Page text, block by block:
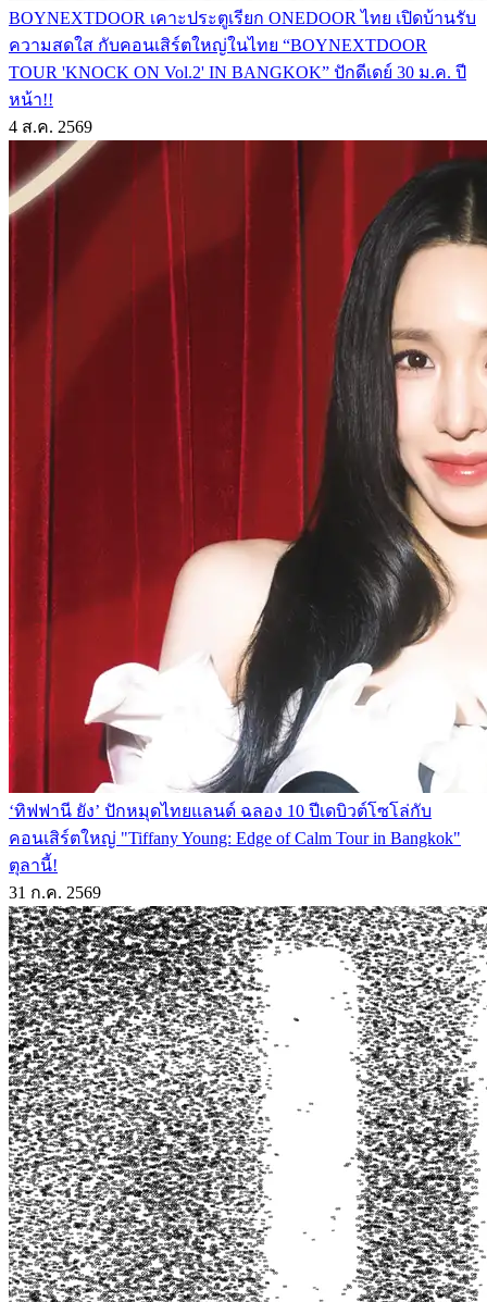
BOYNEXTDOOR เคาะประตูเรียก ONEDOOR ไทย เปิดบ้านรับ
ความสดใส กับคอนเสิร์ตใหญ่ในไทย “BOYNEXTDOOR
TOUR 'KNOCK ON Vol.2' IN BANGKOK” ปักดีเดย์ 30 ม.ค. ปี
หน้า!!
4 ส.ค. 2569
‘ทิฟฟานี ยัง’ ปักหมุดไทยแลนด์ ฉลอง 10 ปีเดบิวต์โซโล่กับ
คอนเสิร์ตใหญ่ "Tiffany Young: Edge of Calm Tour in Bangkok"
ตุลานี้!
31 ก.ค. 2569